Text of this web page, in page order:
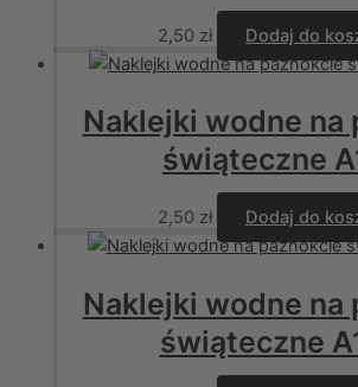
2,50 zł Dodaj do
Naklejki wodne na
świąteczne
2,50 zł Dodaj do
Naklejki wodne na
świąteczne